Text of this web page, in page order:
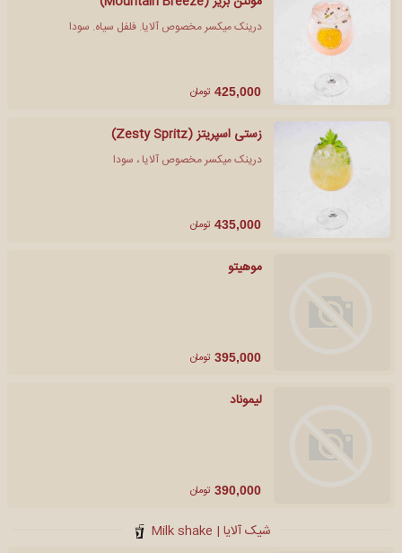
درینک میکسر مخصوص آلایا. فلفل سیاه. سودا
425,000 تومان
زستی اسپریتز (Zesty Spritz)
درینک میکسر مخصوص آلایا ، سودا
435,000 تومان
موهیتو
395,000 تومان
لیموناد
390,000 تومان
شیک آلایا | Milk shake